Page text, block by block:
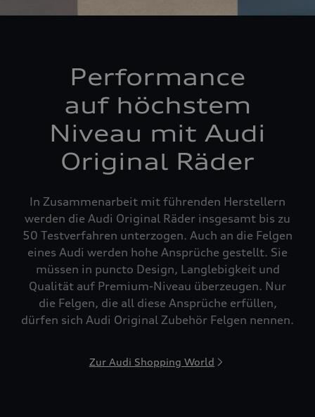
Performance
auf höchstem
Niveau mit Audi
Original Räder
In Zusammenarbeit mit führenden Herstellern
werden die Audi Original Räder insgesamt bis zu
50 Testverfahren unterzogen. Auch an die Felgen
eines Audi werden hohe Ansprüche gestellt. Sie
müssen in puncto Design, Langlebigkeit und
Qualität auf Premium-Niveau überzeugen. Nur
die Felgen, die all diese Ansprüche erfüllen,
dürfen sich Audi Original Zubehör Felgen nennen.
Zur Audi Shopping World